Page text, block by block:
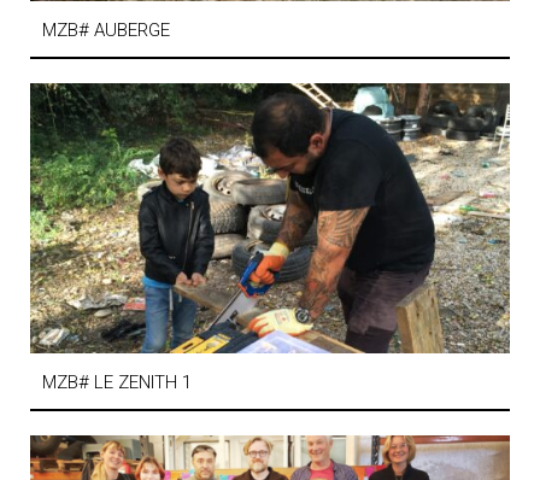
MZB# AUBERGE
MZB# LE ZENITH 1